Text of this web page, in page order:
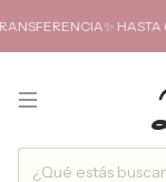
HASTA 6